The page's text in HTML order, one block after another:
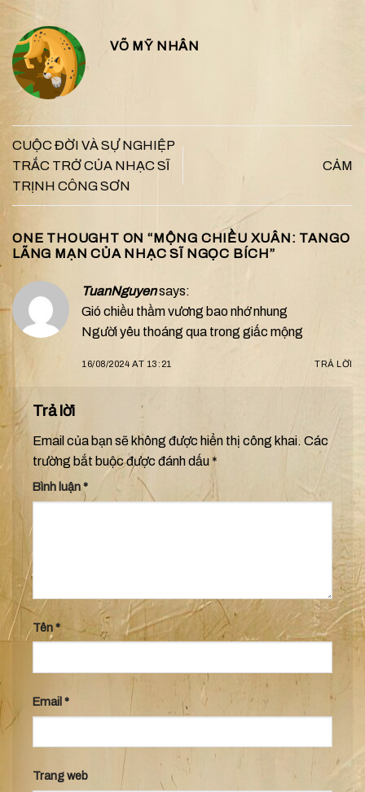
VÕ MỸ NHÂN
CUỘC ĐỜI VÀ SỰ NGHIỆP
TRẮC TRỞ CỦA NHẠC SĨ
TRỊNH CÔNG SƠN
CẢM
ONE THOUGHT ON “MỘNG CHIỀU XUÂN: TANGO
LÃNG MẠN CỦA NHẠC SĨ NGỌC BÍCH”
TuanNguyensays:
Gió chiều thầm vương bao nhớ nhung
Người yêu thoáng qua trong giấc mộng
16/08/2024 AT 13:21 TRẢ LỜI
Trả lời
Email của bạn sẽ không được hiển thị công khai. Các
trường bắt buộc được đánh dấu*
Bình luận*
Tên*
Email *
Trang web